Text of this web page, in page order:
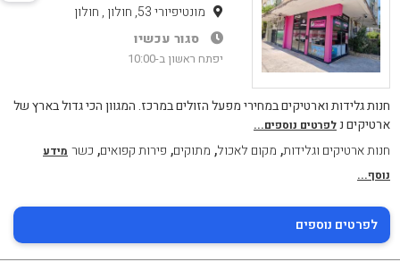
מונטיפיורי 53, חולון , חולון
סגור עכשיו
יפתח ראשון ב-10:00
חנות גלידות וארטיקים במחירי מפעל הזולים במרכז. המגוון הכי גדול בארץ של
ארטיקים נלפרטים נוספים...
חנות ארטיקים וגלידות, מקום לאכול, מתוקים, פירות קפואים, כשר מידע
נוסף...
לפרטים נוספים